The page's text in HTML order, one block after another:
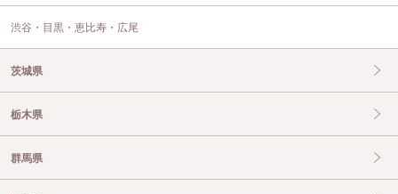
渋谷・目黒・恵比寿・広尾
茨城県
栃木県
群馬県